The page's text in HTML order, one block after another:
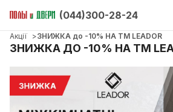
(044)300-28-24
Акції ЗНИЖКА до -10% НА ТМ LEADOR
ЗНИЖКА ДО -10% НА ТМ